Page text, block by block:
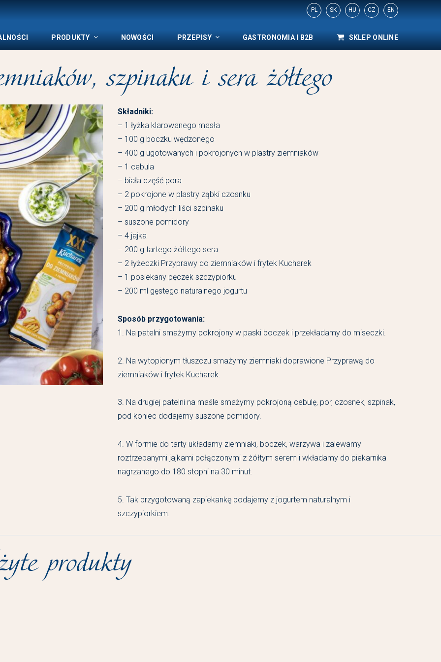
PL SK HU CZ EN
PRODUKTY NOWOŚCI PRZEPISY GASTRONOMIA I B2B SKLEP ONLINE
szpinaku i sera żółtego
Składniki:
– 1 łyżka klarowanego masła
– 100 g boczku wędzonego
– 400 g ugotowanych i pokrojonych w plastry ziemniaków
– 1 cebula
– biała część pora
– 2 pokrojone w plastry ząbki czosnku
– 200 g młodych liści szpinaku
– suszone pomidory
– 4 jajka
– 200 g tartego żółtego sera
– 2 łyżeczki Przyprawy do ziemniaków i frytek Kucharek
– 1 posiekany pęczek szczypiorku
– 200 ml gęstego naturalnego jogurtu
Sposób przygotowania:
1. Na patelni smażymy pokrojony w paski boczek i przekładamy do miseczki.
2. Na wytopionym tłuszczu smażymy ziemniaki doprawione Przyprawą do
ziemniaków i frytek Kucharek.
3. Na drugiej patelni na maśle smażymy pokrojoną cebulę, por, czosnek, szpinak,
pod koniec dodajemy suszone pomidory.
4. W formie do tarty układamy ziemniaki, boczek, warzywa i zalewamy
roztrzepanymi jajkami połączonymi z żółtym serem i wkładamy do piekarnika
nagrzanego do 180 stopni na 30 minut.
5. Tak przygotowaną zapiekankę podajemy z jogurtem naturalnym i
szczypiorkiem.
produkty